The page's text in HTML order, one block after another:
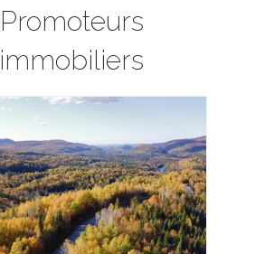
Promoteurs
immobiliers